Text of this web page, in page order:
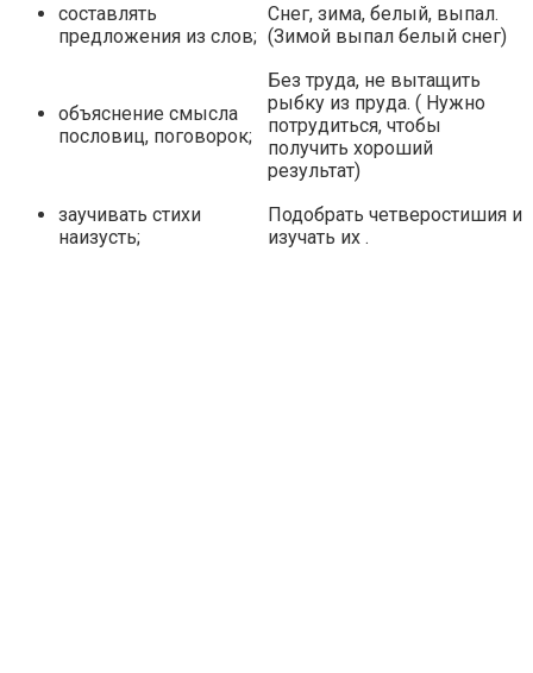
составлять
предложения из слов;
Снег, зима, белый, выпал.
(Зимой выпал белый снег)
объяснение смысла
пословиц, поговорок;
Без труда, не вытащить
рыбку из пруда. ( Нужно
потрудиться, чтобы
получить хороший
результат)
заучивать стихи
наизусть;
Подобрать четверостишия и
изучать их .